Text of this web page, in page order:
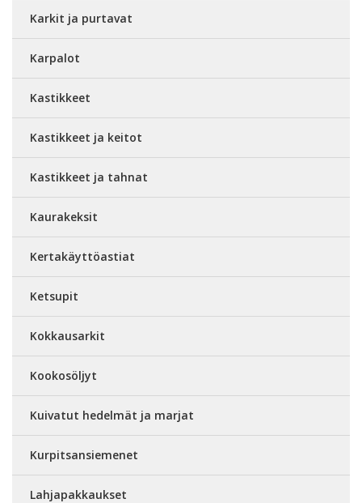
Karkit ja purtavat
Karpalot
Kastikkeet
Kastikkeet ja keitot
Kastikkeet ja tahnat
Kaurakeksit
Kertakäyttöastiat
Ketsupit
Kokkausarkit
Kookosöljyt
Kuivatut hedelmät ja marjat
Kurpitsansiemenet
Lahjapakkaukset